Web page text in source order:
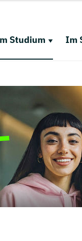
Studium Im